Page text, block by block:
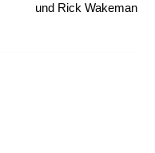
und Rick Wakeman